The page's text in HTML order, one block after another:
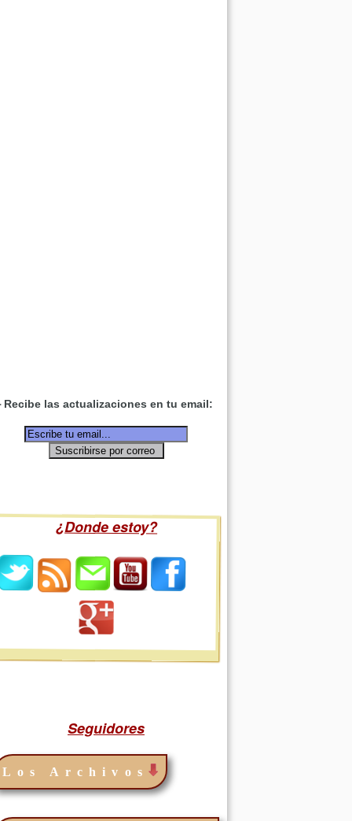
las actualizaciones en tu email:
¿Donde estoy?
Seguidores
Los Archivos